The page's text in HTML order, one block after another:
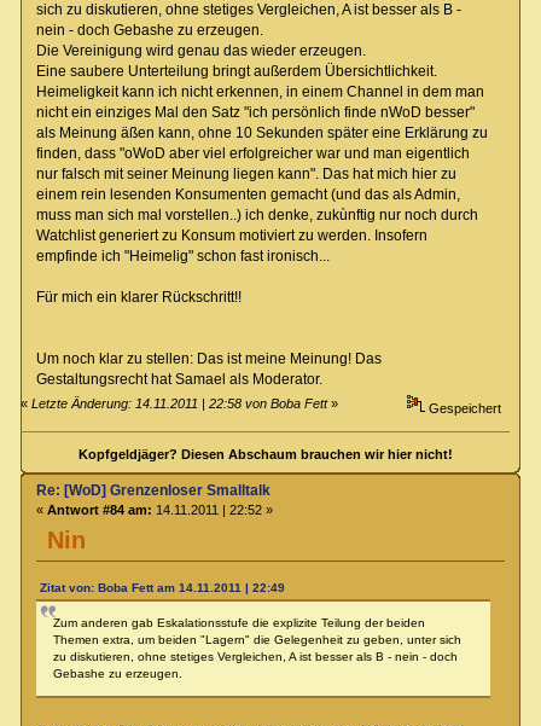
sich zu diskutieren, ohne stetiges Vergleichen, A ist besser als B -
nein - doch Gebashe zu erzeugen.
Die Vereinigung wird genau das wieder erzeugen.
Eine saubere Unterteilung bringt außerdem Übersichtlichkeit.
Heimeligkeit kann ich nicht erkennen, in einem Channel in dem man
nicht ein einziges Mal den Satz "ich persönlich finde nWoD besser"
als Meinung äßen kann, ohne 10 Sekunden später eine Erklärung zu
finden, dass "oWoD aber viel erfolgreicher war und man eigentlich
nur falsch mit seiner Meinung liegen kann". Das hat mich hier zu
einem rein lesenden Konsumenten gemacht (und das als Admin,
muss man sich mal vorstellen..) ich denke, zukùnftig nur noch durch
Watchlist generiert zu Konsum motiviert zu werden. Insofern
empfinde ich "Heimelig" schon fast ironisch...
Für mich ein klarer Rückschritt!!
Um noch klar zu stellen: Das ist meine Meinung! Das
Gestaltungsrecht hat Samael als Moderator.
«Letzte Änderung: 14.11.2011 | 22:58 von Boba Fett» Gespeichert
Kopfgeldjäger? Diesen Abschaum brauchen wir hier nicht!
Nin
Re: [WoD] Grenzenloser Smalltalk
« Antwort #84 am: 14.11.2011 | 22:52 »
Zitat von: Boba Fett am 14.11.2011 | 22:49
Zum anderen gab Eskalationsstufe die explizite Teilung der beiden
Themen extra, um beiden "Lagern" die Gelegenheit zu geben, unter sich
zu diskutieren, ohne stetiges Vergleichen, A ist besser als B - nein - doch
Gebashe zu erzeugen.